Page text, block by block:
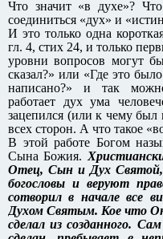
Что значит «в духе»?
соединиться «дух» и
И это только одна
гл. 4, стих 24, и только
уровни вопросов могут
сказал?» или «Где это
написано?» и так
работает дух ума
зацепился (или к чему был
всех сторон. А что такое
В этой работе Богом
Сына Божия.
Отец, Сын и Дух Святой,
богословы и веруют
сотворил в начале все
Духом Святым. Кое что Он
сделал из созданного.